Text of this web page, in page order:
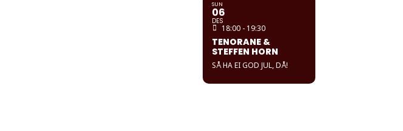
SUN
06
DES
18:00 - 19:30
TENORANE &
STEFFEN HORN
SÅ HA EI GOD JUL, DÅ!